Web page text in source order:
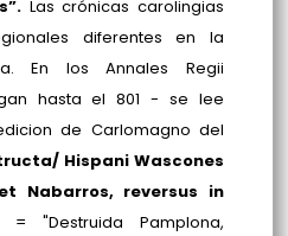
Las crónicas carolingias
diferentes en la
En los Annales Regii
hasta el 801 - se lee
de Carlomagno del
Hispani Wascones
Nabarros, reversus in
= "Destruida Pamplona,